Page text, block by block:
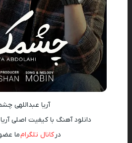
آریا عبداللهی
دانلود آهنگ با کیفیت اصلی
درکانال تلگرامما